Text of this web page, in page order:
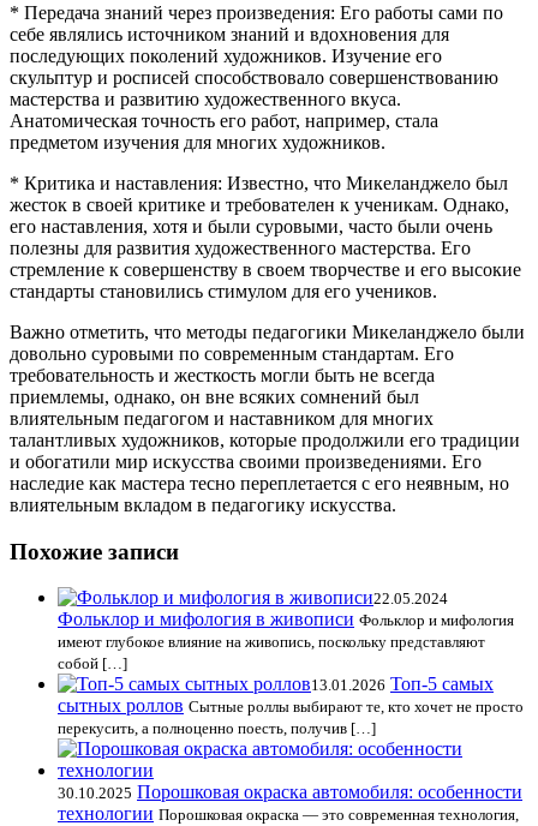
* Передача знаний через произведения: Его работы сами по
себе являлись источником знаний и вдохновения для
последующих поколений художников. Изучение его
скульптур и росписей способствовало совершенствованию
мастерства и развитию художественного вкуса.
Анатомическая точность его работ, например, стала
предметом изучения для многих художников.
* Критика и наставления: Известно, что Микеланджело был
жесток в своей критике и требователен к ученикам. Однако,
его наставления, хотя и были суровыми, часто были очень
полезны для развития художественного мастерства. Его
стремление к совершенству в своем творчестве и его высокие
стандарты становились стимулом для его учеников.
Важно отметить, что методы педагогики Микеланджело были
довольно суровыми по современным стандартам. Его
требовательность и жесткость могли быть не всегда
приемлемы, однако, он вне всяких сомнений был
влиятельным педагогом и наставником для многих
талантливых художников, которые продолжили его традиции
и обогатили мир искусства своими произведениями. Его
наследие как мастера тесно переплетается с его неявным, но
влиятельным вкладом в педагогику искусства.
Похожие записи
22.05.2024
Фольклор и мифология в живописи Фольклор и мифология
имеют глубокое влияние на живопись, поскольку представляют
собой […]
13.01.2026 Топ-5 самых
сытных роллов Сытные роллы выбирают те, кто хочет не просто
перекусить, а полноценно поесть, получив […]
30.10.2025 Порошковая окраска автомобиля: особенности
технологии Порошковая окраска — это современная технология,